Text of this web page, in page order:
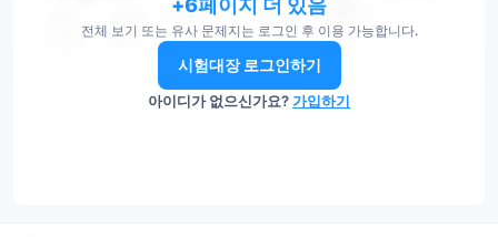
전체 보기 또는 유사 문제지는 로그인 후 이용 가능합니다.
시험대장 로그인하기
아이디가 없으신가요?가입하기